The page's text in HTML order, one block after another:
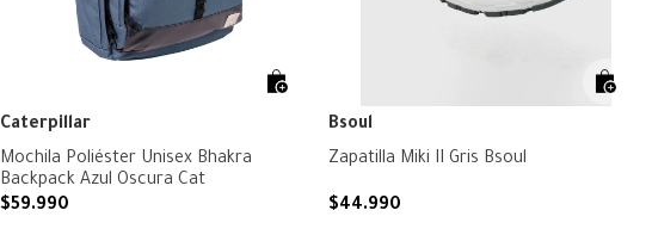
Caterpillar
Mochila Poliéster Unisex Bhakra
Backpack Azul Oscura Cat
$59.990
Bsoul
Zapatilla Miki II Gris Bsoul
$44.990